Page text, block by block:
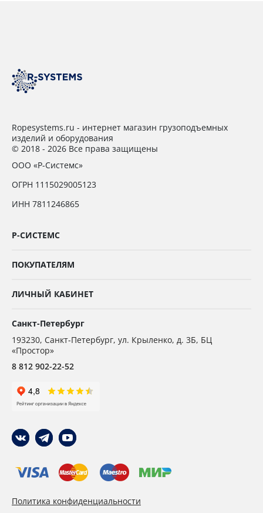
Ropesystems.ru - интернет магазин грузоподъемных
изделий и оборудования
© 2018 - 2026 Все права защищены
ООО «Р-Системс»
ОГРН 1115029005123
ИНН 7811246865
Р-СИСТЕМС
ПОКУПАТЕЛЯМ
ЛИЧНЫЙ КАБИНЕТ
Санкт-Петербург
193230, Санкт-Петербург, ул. Крыленко, д. 3Б, БЦ
«Простор»
8 812 902-22-52
Политика конфиденциальности